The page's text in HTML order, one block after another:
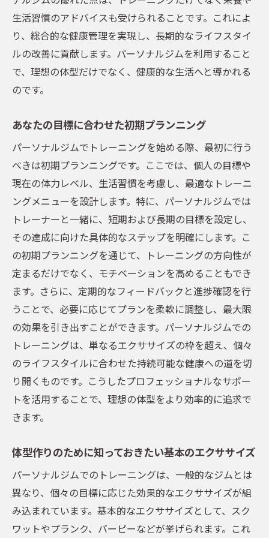
フィードバックを活用したパーソナルジム
の活用法
あなた専用のパーソナルジムメニューで短期間
で成果を実感
個別指導で得られるパーソナライズされた
メリット
パーソナルジムでの進捗確認とプランの見
直し
成果を最大化するためのトレーナーとのコ
ミュニケーション
パーソナルジムでの効果的なストレッチ方
目標達成に向けたモチベーション管理
パーソナルジムが叶えるあなただけのオリジナ
ルトレーニング
パーソナルジムで実現するパーソナライズ
メニュー
オリジナルメニューを作成する際の重要ポ
イント
個々のニーズに応じた特別なプログラム
パーソナルジムでの継続的なフィードバッ
ク体制
オリジナルメニューを最大限活用する方法
生活習慣のアドバイスも受けられることです。これによ
り、総合的な健康管理を実現し、長期的なライフスタイ
ルの改善に貢献します。パーソナルジムを利用すること
で、理想の体型だけでなく、健康的な生活へと導かれる
のです。
あなたの目標に合わせた初期プランニング
パーソナルジムでトレーニングを始める際、最初に行う
べきは初期プランニングです。ここでは、個人の目標や
現在の体力レベル、生活習慣を考慮し、最適なトレーニ
ングメニューを設計します。特に、パーソナルジムでは
トレーナーと一緒に、短期および長期の目標を設定し、
その達成に向けた具体的なステップを明確にします。こ
の初期プランニングを通じて、トレーニングの方向性が
定まるだけでなく、モチベーションを高めることもでき
ます。さらに、定期的なフィードバックと進捗確認を行
うことで、必要に応じてプランを柔軟に調整し、最大限
の効果を引き出すことができます。パーソナルジムでの
トレーニングは、単なるエクササイズの枠を超え、個々
のライフスタイルに合わせた持続可能な健康への道を切
り開くものです。こうしたプロフェッショナルなサポー
トを活用することで、理想の体型をより効率的に追求で
きます。
体型作りのために知っておきたい基本のエクササイズ
パーソナルジムでのトレーニングは、一般的なジムとは
異なり、個々の目標に応じた効果的なエクササイズが組
み込まれています。基本的なエクササイズとして、スク
ワットやプランク、バーピーなどが挙げられます。これ